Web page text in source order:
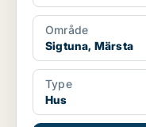
Område
Sigtuna, Märsta
Type
Hus